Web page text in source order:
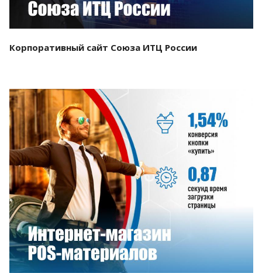
Корпоративный сайт Союза ИТЦ России
Смотреть проект